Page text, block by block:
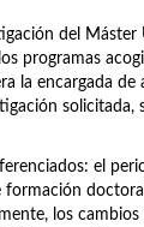
del Máster
programas
la encargada de
solicitada,
el
los